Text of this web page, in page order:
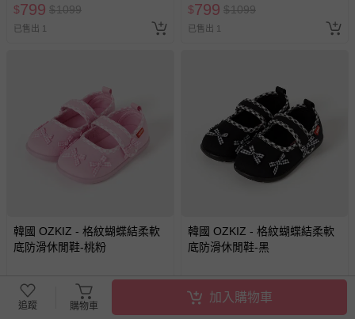
退換貨須知
包含完整包裝、配件、說明文件及贈品等。
如需退換貨，請於收到商品7天（含例假日內提出），如為
瑕疵退換貨所產生的運費，將由媽咪愛負責處理，若非瑕疵
退貨，您可至『查詢訂單』>『已出貨』中查詢該筆訂單，
並點選『我要退貨』即可進行申請。若有相關退貨問題，請
留商品未達活動門檻，將以原價計算，活動贈品亦需一併退
回。
$799 $1099
已售出 1
$799 $1099
已售出 1
韓國 OZKIZ - 格紋蝴蝶結柔軟
底防滑休閒鞋-桃粉
71折
$740 1040
韓國 OZKIZ - 格紋蝴蝶結柔軟
底防滑休閒鞋-黑
$740 $ 1040
追蹤 購物車
加入購物車